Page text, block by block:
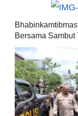
Bersama Sambut